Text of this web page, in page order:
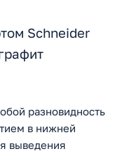
Schneider
разновидность
в нижней
выведения